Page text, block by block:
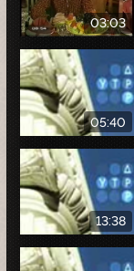
03:03
05:40
13:38